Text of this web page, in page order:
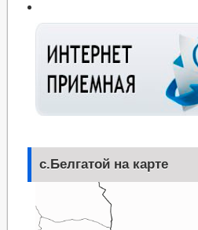
с.Белгатой на карте